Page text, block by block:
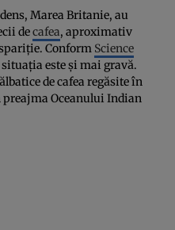
Marea Britanie, au
decafea, aproximativ
Conform Science
este şi mai gravă.
de cafea regăsite în
Oceanului Indian